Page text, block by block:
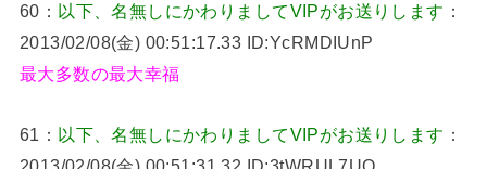
60： 以下、名無しにかわりましてVIPがお送りします ：
2013/02/08(金) 00:51:17.33 ID:YcRMDIUnP
最大多数の最大幸福
61： 以下、名無しにかわりましてVIPがお送りします ：